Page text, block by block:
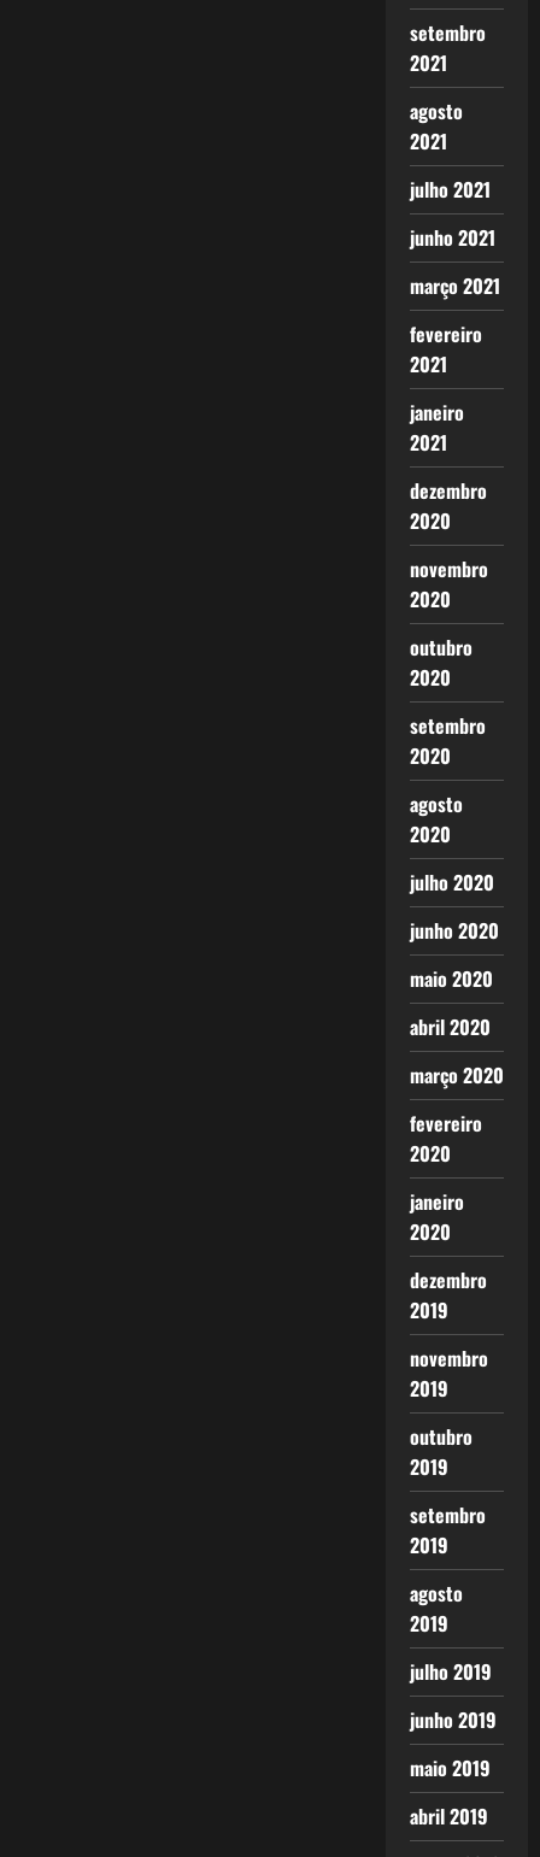
setembro
2021
agosto
2021
julho 2021
junho 2021
março 2021
fevereiro
2021
janeiro
2021
dezembro
2020
novembro
2020
outubro
2020
setembro
2020
agosto
2020
julho 2020
junho 2020
maio 2020
abril 2020
março 2020
fevereiro
2020
janeiro
2020
dezembro
2019
novembro
2019
outubro
2019
setembro
2019
agosto
2019
julho 2019
junho 2019
maio 2019
abril 2019